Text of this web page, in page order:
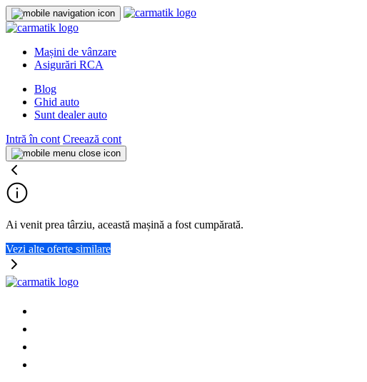
Mașini de vânzare
Asigurări RCA
Blog
Ghid auto
Sunt dealer auto
Intră în cont Creează cont
Ai venit prea târziu, această mașină a fost cumpărată.
Vezi alte oferte similare